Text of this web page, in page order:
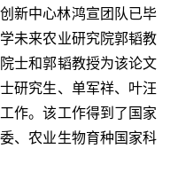
新中心林鸿宣团队已毕
未来农业研究院郭韬教
士和郭韬教授为该论文
研究生、单军祥、叶汪
作。该工作得到了国家
、农业生物育种国家科